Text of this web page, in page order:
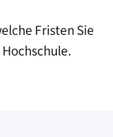
Fristen Sie